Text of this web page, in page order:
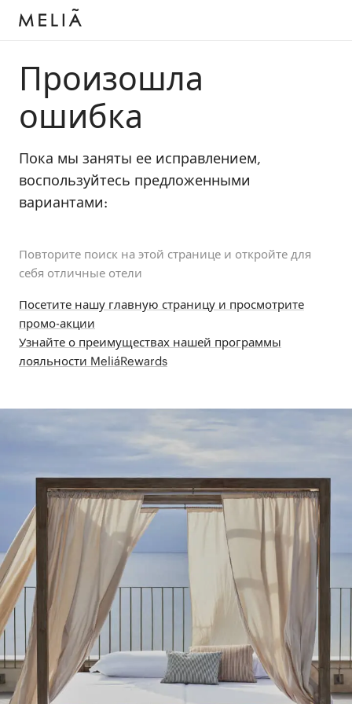
Произошла
ошибка
Пока мы заняты ее исправлением,
воспользуйтесь предложенными
вариантами:
Повторите поиск на этой странице и откройте для
себя отличные отели
Посетите нашу главную страницу и просмотрите
промо-акции
Узнайте о преимуществах нашей программы
лояльности MeliáRewards